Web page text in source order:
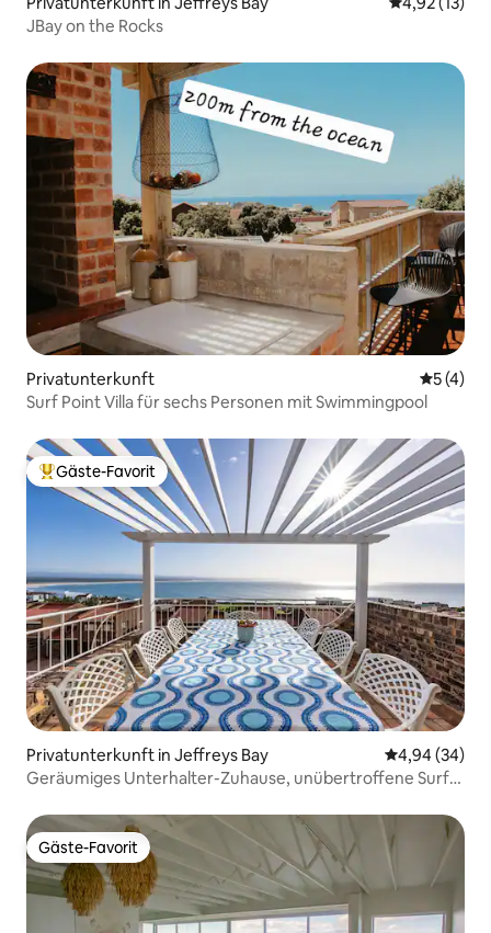
JBay on the Rocks
Privatunterkunft
5 (4)
Surf Point Villa für sechs Personen mit Swimmingpool
Beliebter Gäste-Favorit.
Gäste-Favorit
Privatunterkunft in Jeffreys Bay
4,94 (34)
Geräumiges Unterhalter-Zuhause, unübertroffene Surf-
Gäste-Favorit
Gäste-Favorit